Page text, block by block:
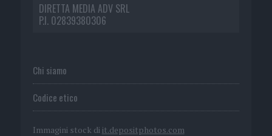
DIRETTA MEDIA ADV SRL
P.I. 02839380306
Chi siamo
Codice etico
Immagini stock di it.depositphotos.com